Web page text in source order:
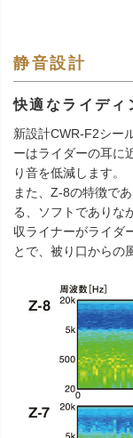
静音設計
快適なライディ
新設計CWR-F2シー
ーはライダーの耳に
り音を低減します。
また、Z-8の特徴で
る、ソフトでありな
収ライナーがライダ
とで、被り口からの